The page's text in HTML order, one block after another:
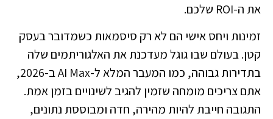
את ה-ROI שלכם.
זמינות ויחס אישי הם לא רק סיסמאות כשמדובר בעסק
קטן. בעולם שבו גוגל מעדכנת את האלגוריתמים שלה
בתדירות גבוהה, כמו המעבר המלא ל-AI Max ב-2026,
אתם צריכים מומחה שזמין להגיב לשינויים בזמן אמת.
התגובה חייבת להיות מהירה, חדה ומבוססת נתונים,